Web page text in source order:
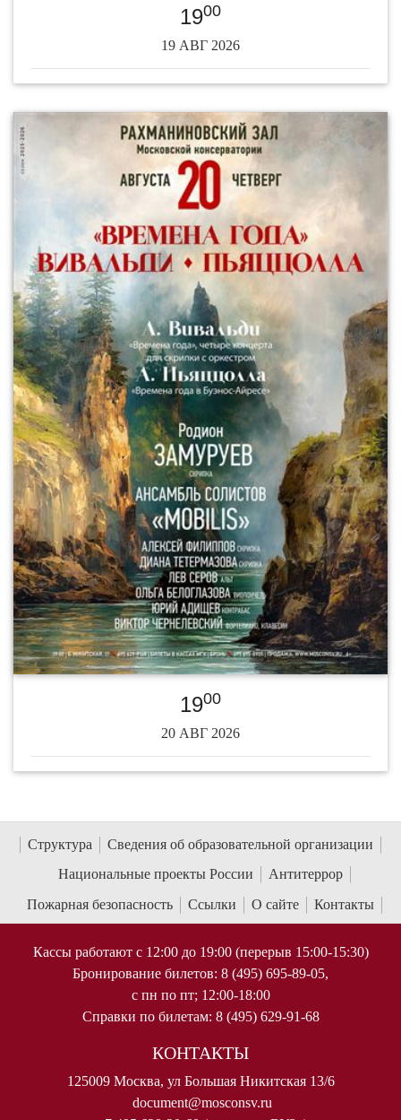
1900
19 АВГ 2026
1900
20 АВГ 2026
Структура
Сведения об образовательной организации
Национальные проекты России
Антитеррор
Пожарная безопасность
Ссылки О сайте Контакты
Кассы работают с 12:00 до 19:00 (перерыв 15:00-15:30)
Бронирование билетов: 8 (495) 695-89-05,
с пн по пт; 12:00-18:00
Справки по билетам: 8 (495) 629-91-68
КОНТАКТЫ
125009 Москва, ул Большая Никитская 13/6
document@mosconsv.ru